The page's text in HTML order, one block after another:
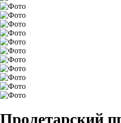
Пролетарский